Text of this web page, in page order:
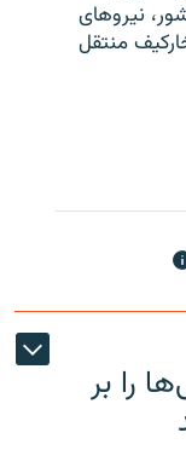
نیروهای
منتقل
را بر